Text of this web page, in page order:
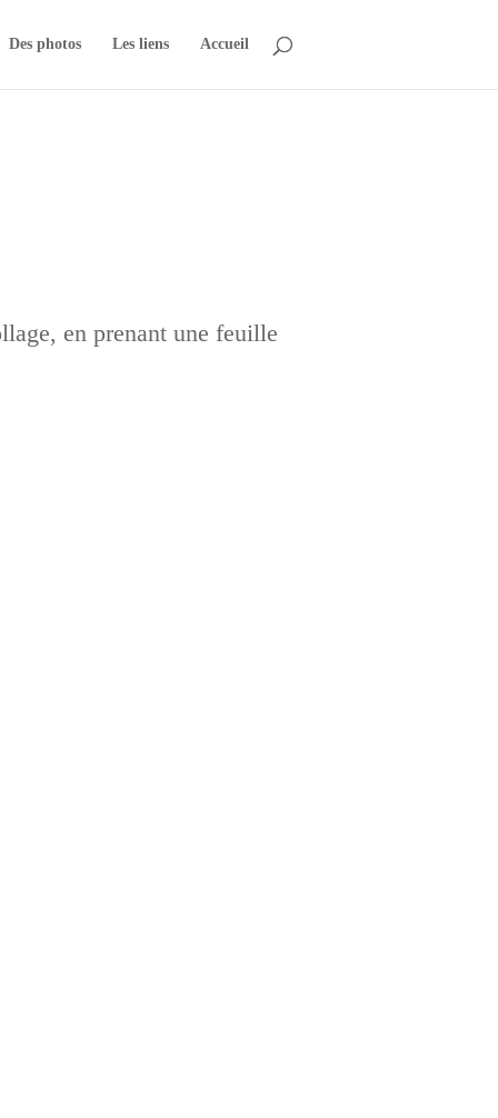
Des photos Les liens Accueil
en prenant une feuille